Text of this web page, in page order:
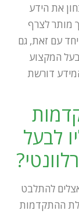
את הידע
מותר לצרף
יחד עם זאת, גם
המקצוע
דורשת
לבעל
להתלבט
ההתקדמות